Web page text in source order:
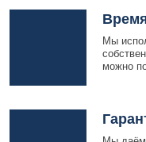
Мы
можно